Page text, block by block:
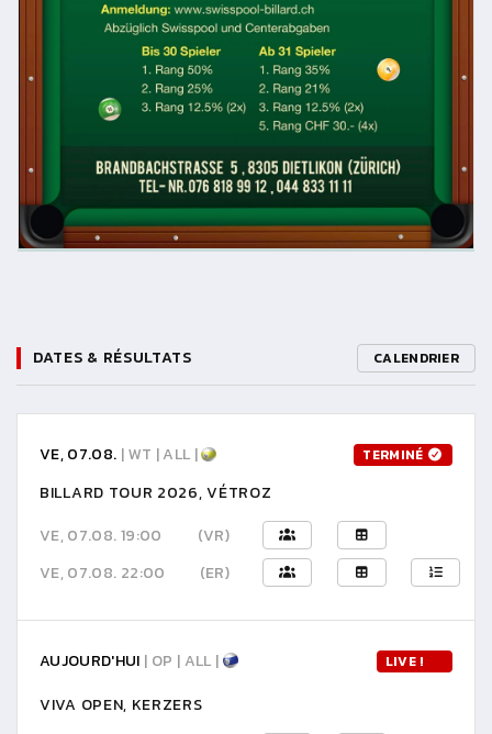
DATES & RÉSULTATS CALENDRIER
VE, 07.08. | WT | ALL | TERMINÉ
BILLARD TOUR 2026, VÉTROZ
VE, 07.08. 19:00
(VR)
VE, 07.08. 22:00
(ER)
AUJOURD'HUI | OP | ALL | LIVE !
VIVA OPEN, KERZERS